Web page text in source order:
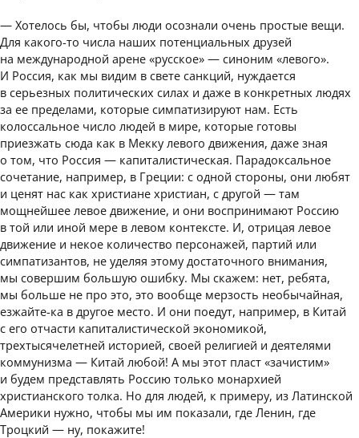
— Хотелось бы, чтобы люди осознали очень простые вещи.
Для какого-то числа наших потенциальных друзей
на международной арене «русское» — синоним «левого».
И Россия, как мы видим в свете санкций, нуждается
в серьезных политических силах и даже в конкретных людях
за ее пределами, которые симпатизируют нам. Есть
колоссальное число людей в мире, которые готовы
приезжать сюда как в Мекку левого движения, даже зная
о том, что Россия — капиталистическая. Парадоксальное
сочетание, например, в Греции: с одной стороны, они любят
и ценят нас как христиане христиан, с другой — там
мощнейшее левое движение, и они воспринимают Россию
в той или иной мере в левом контексте. И, отрицая левое
движение и некое количество персонажей, партий или
симпатизантов, не уделяя этому достаточного внимания,
мы совершим большую ошибку. Мы скажем: нет, ребята,
мы больше не про это, это вообще мерзость необычайная,
езжайте-ка в другое место. И они поедут, например, в Китай
с его отчасти капиталистической экономикой,
трехтысячелетней историей, своей религией и деятелями
коммунизма — Китай любой! А мы этот пласт «зачистим»
и будем представлять Россию только монархией
христианского толка. Но для людей, к примеру, из Латинской
Америки нужно, чтобы мы им показали, где Ленин, где
Троцкий — ну, покажите!